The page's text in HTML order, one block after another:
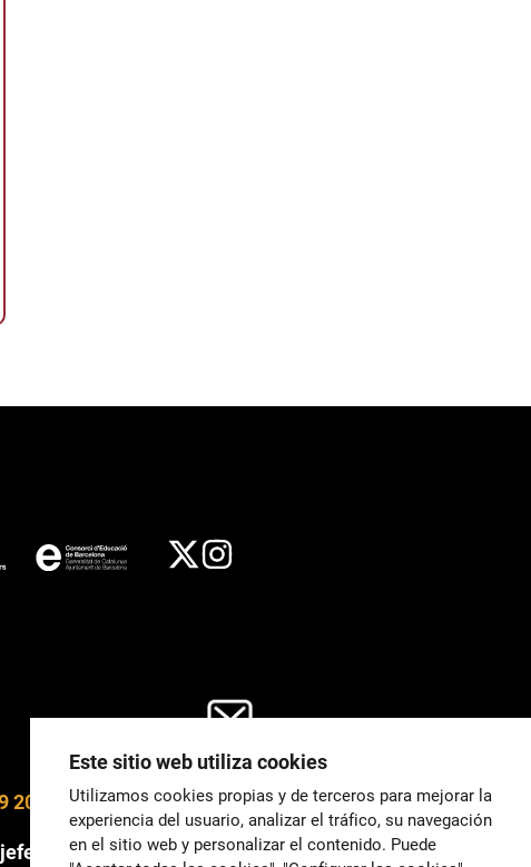
200
de estudio
General
correu@escoladeltreball.org
Información
Este sitio web utiliza cookies
Utilizamos cookies propias y de terceros para mejorar la
experiencia del usuario, analizar el tráfico, su navegación
en el sitio web y personalizar el contenido. Puede